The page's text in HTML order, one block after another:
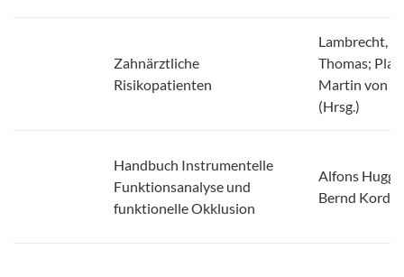
Zahnärztliche
Risikopatienten
Lambrecht,
Thomas;
Martin von
(Hrsg.)
Handbuch Instrumentelle
Funktionsanalyse und
funktionelle Okklusion
Alfons
Bernd